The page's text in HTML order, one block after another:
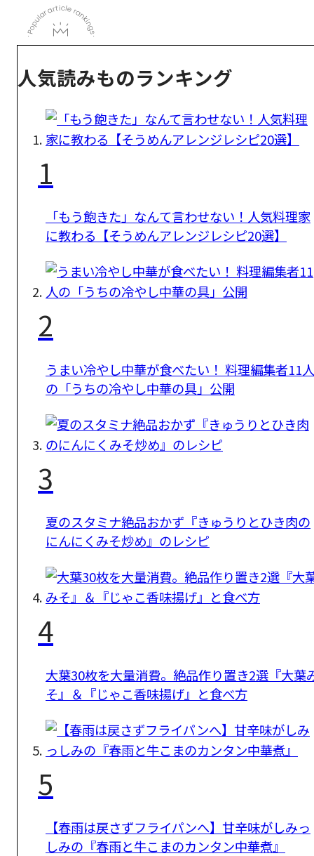
人気読みものランキング
1
「もう飽きた」なんて言わせない！人気料理家
に教わる【そうめんアレンジレシピ20選】
2
うまい冷やし中華が食べたい！ 料理編集者11人
の「うちの冷やし中華の具」公開
3
夏のスタミナ絶品おかず『きゅうりとひき肉の
にんにくみそ炒め』のレシピ
4
大葉30枚を大量消費。絶品作り置き2選『大葉
そ』＆『じゃこ香味揚げ』と食べ方
5
【春雨は戻さずフライパンへ】甘辛味がしみっ
しみの『春雨と牛こまのカンタン中華煮』